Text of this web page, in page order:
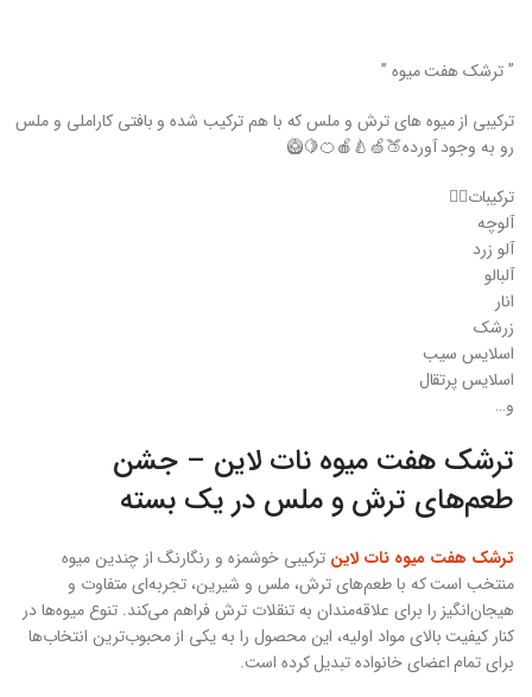
” ترشک هفت میوه ”
ترکیبی از میوه های ترش و ملس که با هم ترکیب شده و بافتی کاراملی و ملس
رو به وجود آورده🍑🍏🍐🍎🍊🍋🥝
ترکیبات👇🏻
آلوچه
آلو زرد
آلبالو
انار
زرشک
اسلایس سیب
اسلایس پرتقال
و…
ترشک هفت میوه نات لاین – جشن
طعم‌های ترش و ملس در یک بسته
ترشک هفت میوه نات لاین ترکیبی خوشمزه و رنگارنگ از چندین میوه
منتخب است که با طعم‌های ترش، ملس و شیرین، تجربه‌ای متفاوت و
هیجان‌انگیز را برای علاقه‌مندان به تنقلات ترش فراهم می‌کند. تنوع میوه‌ها در
کنار کیفیت بالای مواد اولیه، این محصول را به یکی از محبوب‌ترین انتخاب‌ها
برای تمام اعضای خانواده تبدیل کرده است.